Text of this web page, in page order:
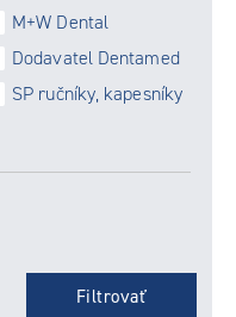
M+W Dental
Dodavatel Dentamed
SP ručníky, kapesníky